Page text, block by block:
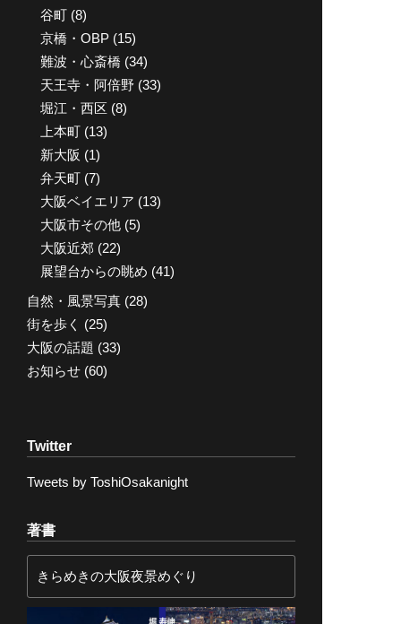
谷町 (8)
京橋・OBP (15)
難波・心斎橋 (34)
天王寺・阿倍野 (33)
堀江・西区 (8)
上本町 (13)
新大阪 (1)
弁天町 (7)
大阪ベイエリア (13)
大阪市その他 (5)
大阪近郊 (22)
展望台からの眺め (41)
自然・風景写真 (28)
街を歩く (25)
大阪の話題 (33)
お知らせ (60)
Twitter
Tweets by ToshiOsakanight
著書
きらめきの大阪夜景めぐり